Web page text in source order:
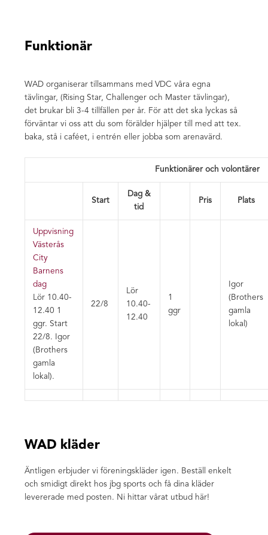
Funktionär
WAD organiserar tillsammans med VDC våra egna
tävlingar, (Rising Star, Challenger och Master tävlingar),
det brukar bli 3-4 tillfällen per år. För att det ska lyckas så
förväntar vi oss att du som förälder hjälper till med att tex.
baka, stå i caféet, i entrén eller jobba som arenavärd.
Funktionärer och volontärer
Start
Dag &
tid
Pris Plats
Uppvisning
Västerås
City
Barnens
dag
Lör 10.40-
12.40 1
ggr. Start
22/8. Igor
(Brothers
gamla
lokal).
22/8
Lör
10.40-
12.40
1
ggr
Igor
(Brothers
gamla
lokal)
WAD kläder
Äntligen erbjuder vi föreningskläder igen. Beställ enkelt
och smidigt direkt hos jbg sports och få dina kläder
levererade med posten. Ni hittar vårat utbud här!